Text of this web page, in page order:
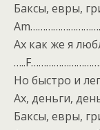
Баксы, евры,
Ах как же я
Но быстро и
Ах, деньги,
Баксы, евры,